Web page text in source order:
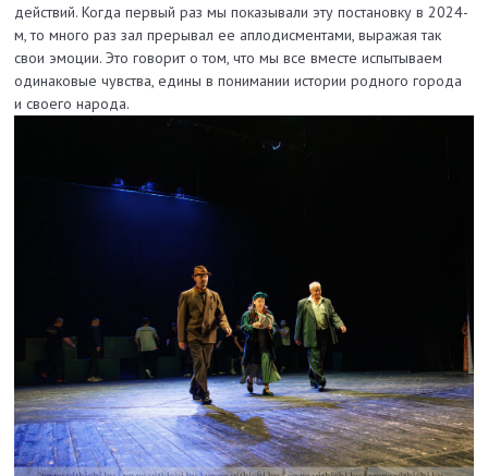
действий. Когда первый раз мы показывали эту постановку в 2024-
м, то много раз зал прерывал ее аплодисментами, выражая так
свои эмоции. Это говорит о том, что мы все вместе испытываем
одинаковые чувства, едины в понимании истории родного города
и своего народа.